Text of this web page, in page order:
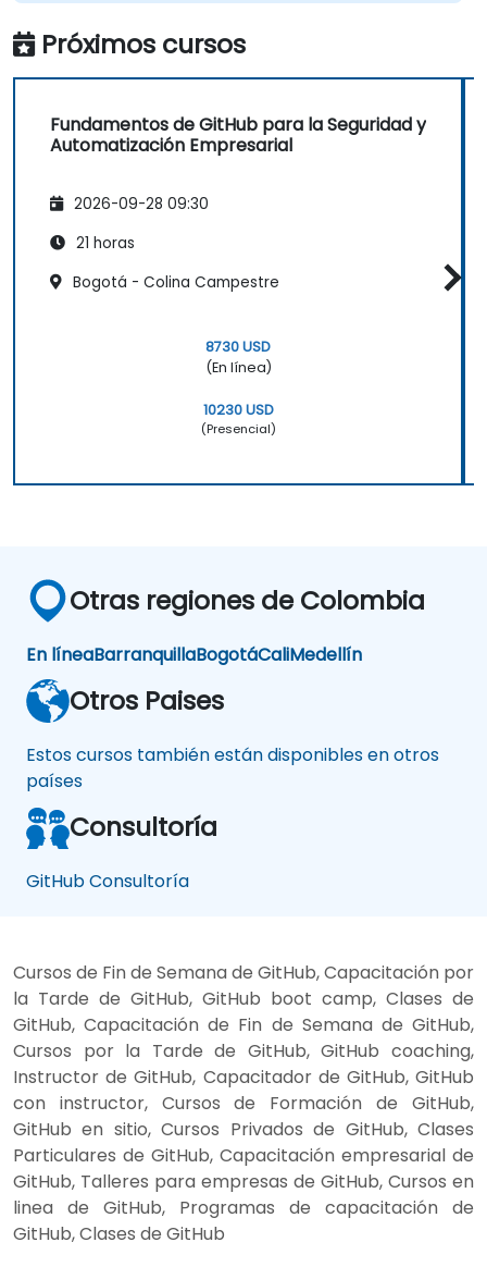
de Git y GitHub para mejorar las
prácticas de programación.
Próximos cursos
Fundamentos de GitHub para la Seguridad y
Automatización Empresarial
2026-09-28 09:30
21 horas
Bogotá - Colina Campestre
8730 USD
(En línea)
10230 USD
(Presencial)
Otras regiones de Colombia
En líneaBarranquillaBogotáCaliMedellín
Otros Paises
Estos cursos también están disponibles en otros
países
Consultoría
GitHub Consultoría
Cursos de Fin de Semana de GitHub, Capacitación por
la Tarde de GitHub, GitHub boot camp, Clases de
GitHub, Capacitación de Fin de Semana de GitHub,
Cursos por la Tarde de GitHub, GitHub coaching,
Instructor de GitHub, Capacitador de GitHub, GitHub
con instructor, Cursos de Formación de GitHub,
GitHub en sitio, Cursos Privados de GitHub, Clases
Particulares de GitHub, Capacitación empresarial de
GitHub, Talleres para empresas de GitHub, Cursos en
linea de GitHub, Programas de capacitación de
GitHub, Clases de GitHub